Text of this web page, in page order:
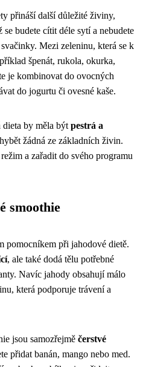
přináší další důležité živiny,
budete cítit déle sytí a nebudete
Mezi zeleninu, která se k
špenát, rukola, okurka,
je kombinovat do ovocných
do jogurtu či ovesné kaše.
dieta by měla být pestrá a
žádná ze základních živin.
a zařadit do svého programu
smoothie
pomocníkem při jahodové dietě.
, ale také dodá tělu potřebné
Navíc jahody obsahují málo
která podporuje trávení a
jsou samozřejmě čerstvé
přidat banán, mango nebo med.